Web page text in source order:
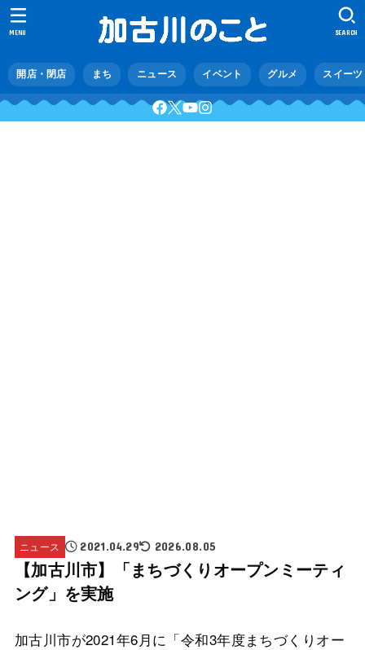
開店・閉店 まち ニュース イベント グルメ スイーツ
SEARCH
MENU
ニュース 2021.04.29 2026.08.05
【加古川市】「まちづくりオープンミーティ
ング」を実施
加古川市が2021年6月に「令和3年度まちづくりオー